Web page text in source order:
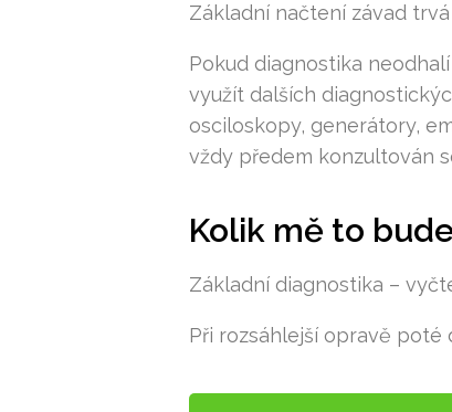
Základní načtení závad
Pokud diagnostika
využít dalších
osciloskopy, generátory,
vždy předem konzultován
Kolik mě to
Základní diagnostika –
Při rozsáhlejší opravě poté